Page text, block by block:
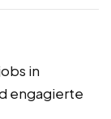
in
engagierte